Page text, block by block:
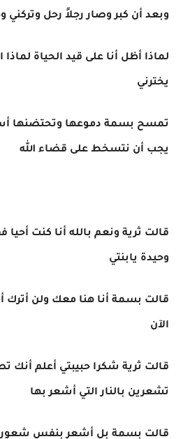
وبعد أن كبر وصار رجلاً رحل وتركني
لماذا أظل أنا على قيد الحياة لماذا
يخترني
تمسح بسمة دموعها وتحتضنها
يجب أن نتسخط على قضاء الله
قالت ثرية ونعم بالله أنا كنت
وحيدة يابنتي
قالت بسمة أنا هنا معك ولن أترك
الآن
قالت ثرية شكرا حبيبتي أعلم أنك
تشعرين بالنار التي أشعر بها
قالت بسمة بل أشعر بنفس